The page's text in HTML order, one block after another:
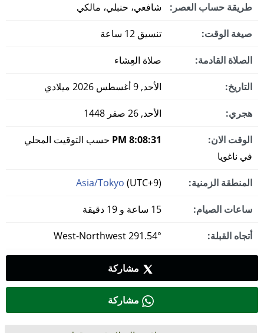
طريقة حساب العصر: شافعي، حنبلي، مالكي
صيغة الوقت: تنسيق 12 ساعة
الصلاة القادمة: صلاة العِشاء
التاريخ: الأحد, 9 أغسطس 2026 ميلادي
هجري: الأحد, 26 صفر 1448
الوقت الان: 8:08:32 PM
حسب التوقيت المحلي
في ناغويا
المنطقة الزمنية: Asia/Tokyo (UTC+9)
ساعات الصيام:
أتجاه القبلة:
مشاركة
مشاركة